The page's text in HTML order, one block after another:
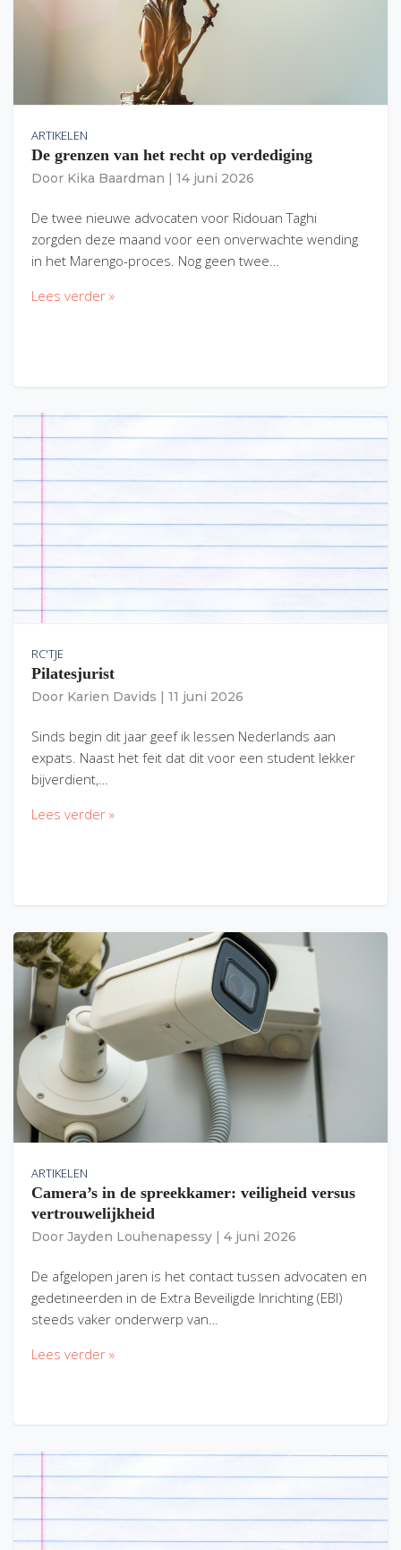
ARTIKELEN
De grenzen van het recht op verdediging
Door Kika Baardman 14 juni 2026
De twee nieuwe advocaten voor Ridouan Taghi
zorgden deze maand voor een onverwachte wending
in het Marengo-proces. Nog geen twee…
Lees verder »
RC'TJE
Pilatesjurist
Door Karien Davids 11 juni 2026
Sinds begin dit jaar geef ik lessen Nederlands aan
expats. Naast het feit dat dit voor een student lekker
bijverdient,…
Lees verder »
ARTIKELEN
Camera’s in de spreekkamer: veiligheid versus
vertrouwelijkheid
Door Jayden Louhenapessy 4 juni 2026
De afgelopen jaren is het contact tussen advocaten en
gedetineerden in de Extra Beveiligde Inrichting (EBI)
steeds vaker onderwerp van…
Lees verder »